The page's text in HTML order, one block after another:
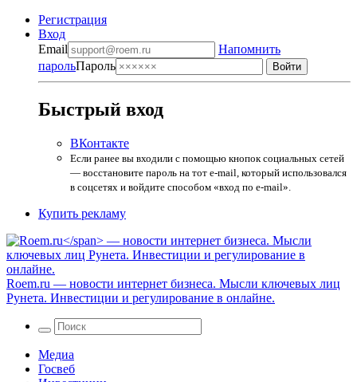
Регистрация
Вход
Email
Напомнить
парольПароль
Быстрый вход
ВКонтакте
Если ранее вы входили с помощью кнопок социальных сетей
— восстановите пароль на тот e-mail, который использовался
в соцсетях и войдите способом «вход по e-mail».
Купить рекламу
Roem.ru — новости интернет бизнеса. Мысли ключевых лиц
Рунета. Инвестиции и регулирование в онлайне.
Медиа
Госвеб